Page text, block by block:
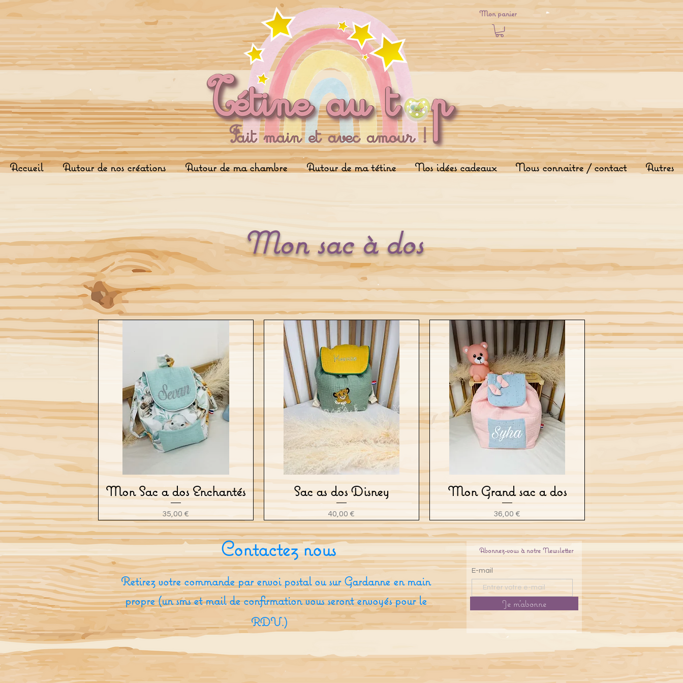
Mon panier
Accueil Autour de nos créations Autour de ma chambre Autour de ma tétine Nos idées cadeaux Nous connaitre / contact Autres
Mon sac à dos
Aperçu rapide
Mon Sac a dos Enchantés
Prix
35,00 €
Aperçu rapide
Sac as dos Disney
Prix
40,00 €
Aperçu rapide
Mon Grand sac a dos
Prix
36,00 €
Contactez nous
Retirez votre commande par envoi postal ou sur Gardanne en main
propre (un sms et mail de confirmation vous seront envoyés pour le
RDV.)
Abonnez-vous à notre Newsletter
E-mail
Je m'abonne